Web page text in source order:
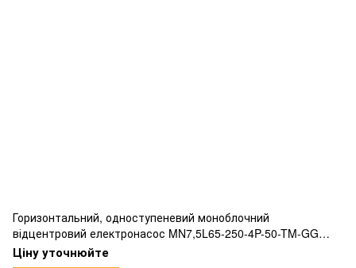
Горизонтальний, одноступеневий моноблочний
відцентровий електронасос MN7,5L65-250-4P-50-TM-GG
відповідний нормам EN733 жорсткою з’єднувальною
муфтою для кріплення до електродвигуна
Ціну уточнюйте